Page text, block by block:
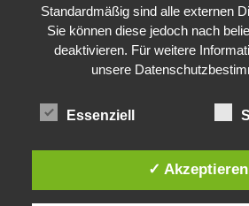
Standardmäßig sind alle externen
Sie können diese jedoch nach
deaktivieren. Für weitere
unsere
Essenziell
✓ Akzeptieren